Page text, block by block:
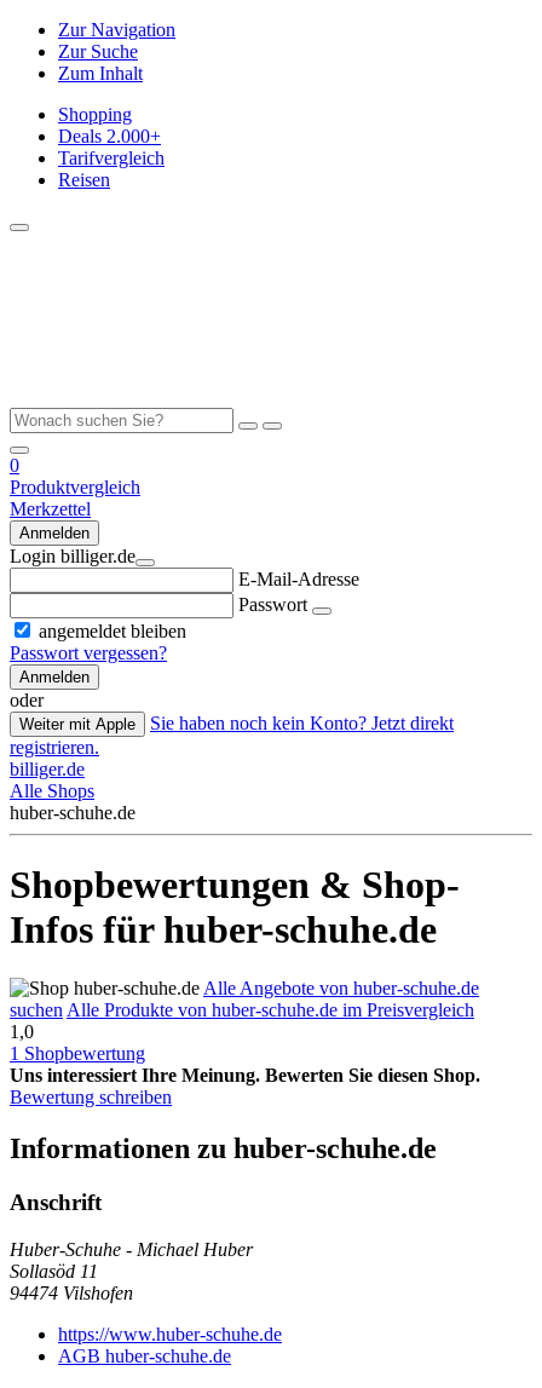
Zur Navigation
Zur Suche
Zum Inhalt
Shopping
Deals 2.000+
Tarifvergleich
Reisen
0
Produktvergleich
Merkzettel
Anmelden
Login billiger.de
E-Mail-Adresse
Passwort
angemeldet bleiben
Passwort vergessen?
Anmelden
oder
Weiter mit Apple
Sie haben noch kein Konto? Jetzt direkt
registrieren.
billiger.de
Alle Shops
huber-schuhe.de
Shopbewertungen & Shop-
Infos für huber-schuhe.de
Alle Angebote von huber-schuhe.de
suchen Alle Produkte von huber-schuhe.de im Preisvergleich
1,0
1 Shopbewertung
Uns interessiert Ihre Meinung. Bewerten Sie diesen Shop.
Bewertung schreiben
Informationen zu huber-schuhe.de
Anschrift
Huber-Schuhe - Michael Huber
Sollasöd 11
94474 Vilshofen
https://www.huber-schuhe.de
AGB huber-schuhe.de